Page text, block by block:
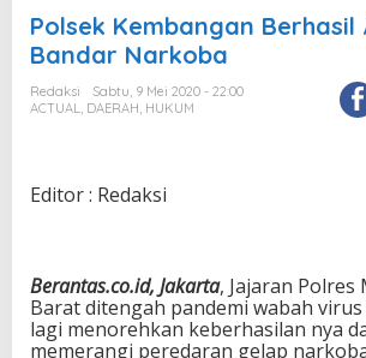
Polsek Kembangan Berhasil
Bandar Narkoba
Redaksi
Sabtu, 9 Mei 2020 - 22:00
ACTUAL, DAERAH, HUKUM
Editor : Redaksi
Berantas.co.id, Jakarta, Jajaran Polres
Barat ditengah pandemi wabah
lagi menorehkan keberhasilan nya
memerangi peredaran gelap